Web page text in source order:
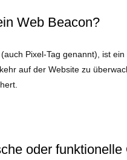
Web Beacon?
Pixel-Tag genannt), ist
auf der Website zu
oder funktionelle